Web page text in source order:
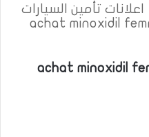
اعلانات تأمين السيارات
achat minoxidil
achat minoxidil